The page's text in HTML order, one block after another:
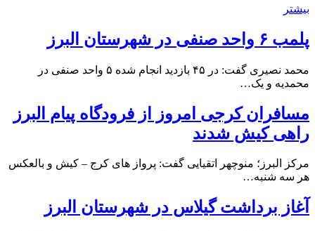
بیشتر
پلمب ۶ واحد صنفی در شهرستان البرز
محمد نصیری گفت: در ۴۵ بازدید انجام شده ۵ واحد صنفی در
محمدیه و یک…
مسافران کرجی امروز از فرودگاه پیام البرز
راهی کیش شدند
مرکز البرز؛ منوچهر اتقیایی گفت: پرواز های کرج – کیش و بالعکس
هر سه شنبه…
آغاز برداشت گیلاس در شهرستان البرز